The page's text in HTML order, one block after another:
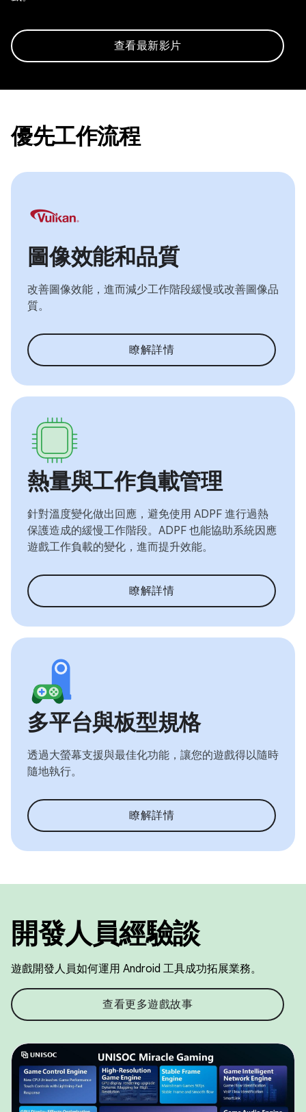
查看最新影片
優先工作流程
圖像效能和品質
改善圖像效能，進而減少工作階段緩慢或改善圖像品
質。
瞭解詳情
熱量與工作負載管理
針對溫度變化做出回應，避免使用 ADPF 進行過熱
保護造成的緩慢工作階段。ADPF 也能協助系統因應
遊戲工作負載的變化，進而提升效能。
瞭解詳情
多平台與板型規格
透過大螢幕支援與最佳化功能，讓您的遊戲得以隨時
隨地執行。
瞭解詳情
開發人員經驗談
遊戲開發人員如何運用 Android 工具成功拓展業務。
查看更多遊戲故事